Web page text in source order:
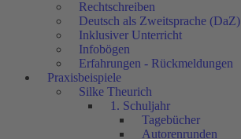
Rechtschreiben
Deutsch als Zweitsprache (DaZ)
Inklusiver Unterricht
Infobögen
Erfahrungen - Rückmeldungen
Praxisbeispiele
Silke Theurich
1. Schuljahr
Tagebücher
Autorenrunden